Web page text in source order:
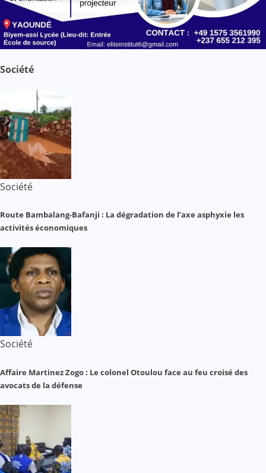
Société
Société
Route Bambalang-Bafanji : La dégradation de l’axe asphyxie les
activités économiques
Société
Affaire Martinez Zogo : Le colonel Otoulou face au feu croisé des
avocats de la défense